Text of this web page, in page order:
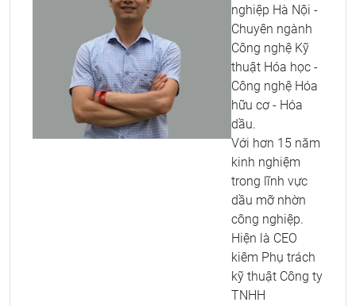
nghiệp Hà Nội -
Chuyên ngành
Công nghệ Kỹ
thuật Hóa học -
Công nghệ Hóa
hữu cơ - Hóa
dầu.
Với hơn 15 năm
kinh nghiệm
trong lĩnh vực
dầu mỡ nhờn
công nghiệp.
Hiện là CEO
kiêm Phụ trách
kỹ thuật Công ty
TNHH